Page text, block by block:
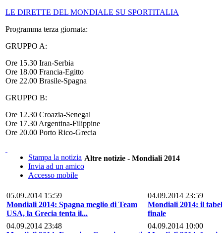
LE DIRETTE DEL MONDIALE SU SPORTITALIA
Programma terza giornata:
GRUPPO A:
Ore 15.30 Iran-Serbia
Ore 18.00 Francia-Egitto
Ore 22.00 Brasile-Spagna
GRUPPO B:
Ore 12.30 Croazia-Senegal
Ore 17.30 Argentina-Filippine
Ore 20.00 Porto Rico-Grecia
Stampa la notizia
Invia ad un amico
Accesso mobile
Altre notizie - Mondiali 2014
05.09.2014 15:59
Mondiali 2014: Spagna meglio di Team
USA, la Grecia tenta il...
04.09.2014 23:59
Mondiali 2014: il
finale
04.09.2014 23:48
04.09.2014 10:00